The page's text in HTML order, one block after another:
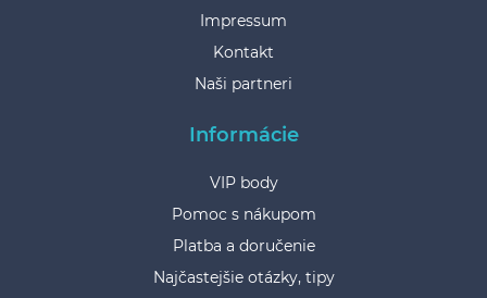
Impressum
Kontakt
Naši partneri
Informácie
VIP body
Pomoc s nákupom
Platba a doručenie
Najčastejšie otázky, tipy